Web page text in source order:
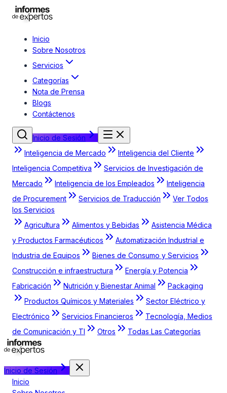
Inicio
Sobre Nosotros
Servicios
Categorías
Nota de Prensa
Blogs
Contáctenos
Inicio de Sesión
Inteligencia de Mercado
Inteligencia del Cliente
Inteligencia Competitiva
Servicios de Investigación de
Mercado
Inteligencia de los Empleados
Inteligencia
de Procurement
Servicios de Traducción
Ver Todos
los Servicios
Agricultura
Alimentos y Bebidas
Asistencia Médica
y Productos Farmacéuticos
Automatización Industrial e
Industria de Equipos
Bienes de Consumo y Servicios
Construcción e infraestructura
Energía y Potencia
Fabricación
Nutrición y Bienestar Animal
Packaging
Productos Químicos y Materiales
Sector Eléctrico y
Electrónico
Servicios Financieros
Tecnología, Medios
de Comunicación y TI
Otros Todas Las Categorías
Inicio de Sesión
Inicio